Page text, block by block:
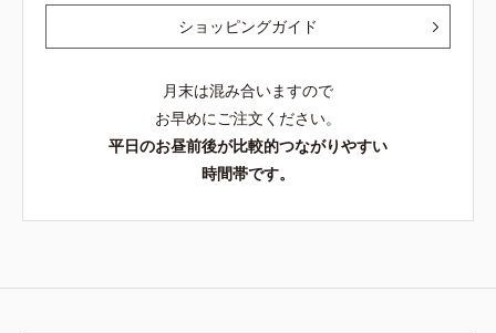
ショッピングガイド
月末は混み合いますので
お早めにご注文ください。
平日のお昼前後が比較的つながりやすい
時間帯です。